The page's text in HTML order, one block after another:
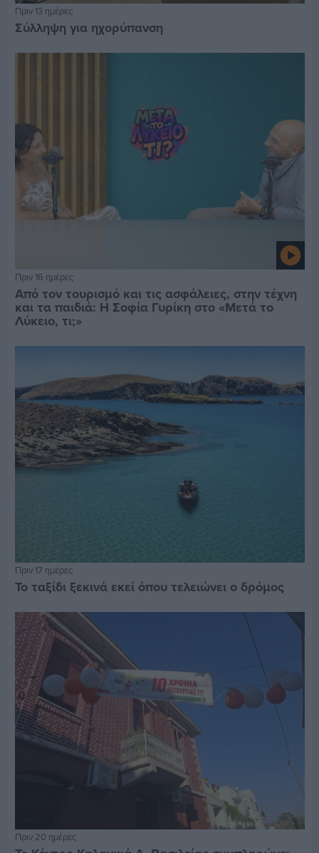
Πριν 13 ημέρες
Σύλληψη για ηχορύπανση
Πριν 16 ημέρες
Από τον τουρισμό και τις ασφάλειες, στην τέχνη
και τα παιδιά: Η Σοφία Γυρίκη στο «Μετά το
Λύκειο, τι;»
Πριν 17 ημέρες
Το ταξίδι ξεκινά εκεί όπου τελειώνει ο δρόμος
Πριν 20 ημέρες